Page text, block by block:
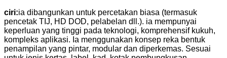
ciri:ia dibangunkan untuk percetakan biasa (termasuk
pencetak TIJ, HD DOD, pelabelan dll.). ia mempunyai
keperluan yang tinggi pada teknologi, komprehensif kukuh,
kompleks aplikasi. Ia menggunakan konsep reka bentuk
penampilan yang pintar, modular dan diperkemas. Sesuai